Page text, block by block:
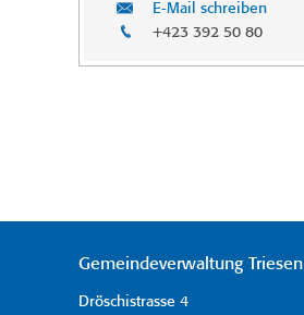
E-Mail schreiben
+423 392 50 80
Gemeindeverwaltung Triesen
Dröschistrasse 4